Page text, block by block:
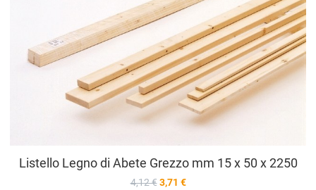
Listello Legno di Abete Grezzo mm 15 x 50 x 2250
4,12 € 3,71 €